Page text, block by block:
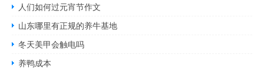
人们如何过元宵节作文
山东哪里有正规的养牛基地
冬天美甲会触电吗
养鸭成本